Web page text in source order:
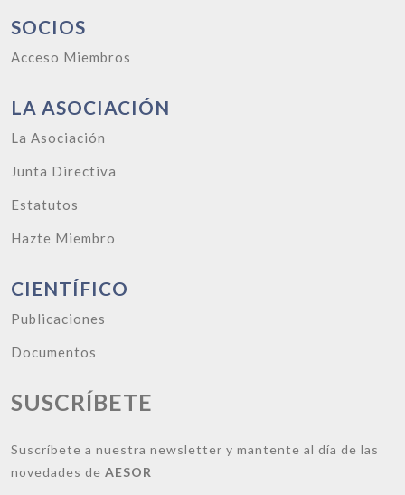
SOCIOS
Acceso Miembros
LA ASOCIACIÓN
La Asociación
Junta Directiva
Estatutos
Hazte Miembro
CIENTÍFICO
Publicaciones
Documentos
SUSCRÍBETE
Suscríbete a nuestra newsletter y mantente al día de las
novedades de AESOR